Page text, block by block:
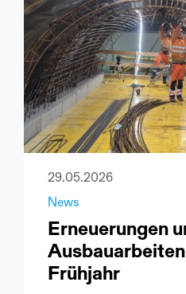
29.05.2026
News
Erneuerungen
Frühjahr